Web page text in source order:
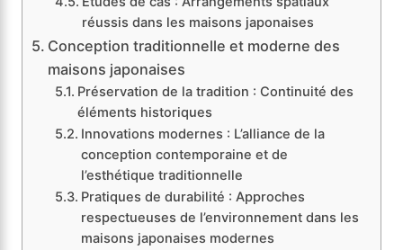
réussis dans les maisons japonaises
Conception traditionnelle et moderne des
maisons japonaises
Préservation de la tradition : Continuité des
éléments historiques
Innovations modernes : L’alliance de la
conception contemporaine et de
l’esthétique traditionnelle
Pratiques de durabilité : Approches
respectueuses de l’environnement dans les
maisons japonaises modernes